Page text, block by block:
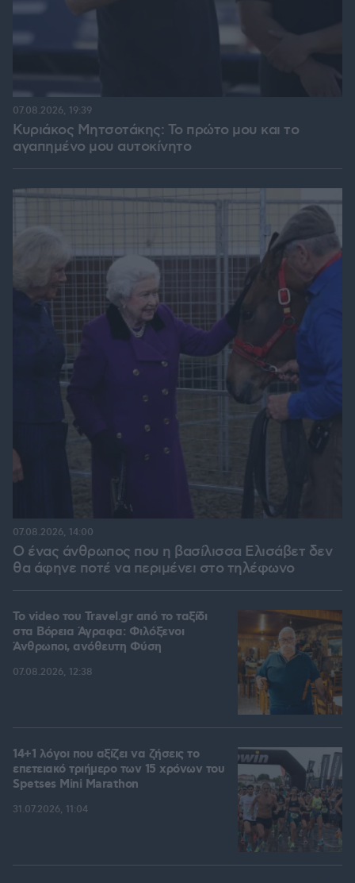
Κυριάκος Μητσοτάκης: Το πρώτο μου και το
αγαπημένο μου αυτοκίνητο
07.08.2026, 19:39
Ο ένας άνθρωπος που η βασίλισσα Ελισάβετ δεν
θα άφηνε ποτέ να περιμένει στο τηλέφωνο
07.08.2026, 14:00
To video του Travel.gr από το ταξίδι
στα Βόρεια Άγραφα: Φιλόξενοι
Άνθρωποι, ανόθευτη Φύση
07.08.2026, 12:38
14+1 λόγοι που αξίζει να ζήσεις το
επετειακό τριήμερο των 15 χρόνων του
Spetses Mini Marathon
31.07.2026, 11:04